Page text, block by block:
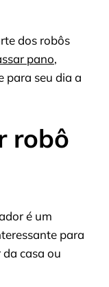
dos robôs
pano,
para seu dia a
robô
é um
para
casa ou